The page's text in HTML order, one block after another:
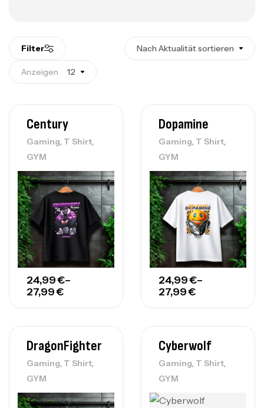
Filter Nach Aktualität sortieren
Anzeigen 12
Century
Gaming, T Shirt,
GYM
24,99€–
27,99€
Dopamine
Gaming, T Shirt,
GYM
24,99€–
27,99€
DragonFighter
Gaming, T Shirt,
GYM
Cyberwolf
Gaming, T Shirt,
GYM